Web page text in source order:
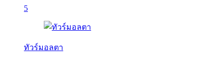
5
ทัวร์มอลตา